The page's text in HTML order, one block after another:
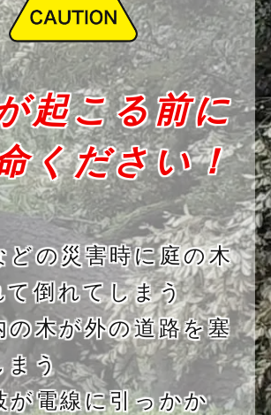
起こる前に
ください！
どの災害時に庭の木
て倒れてしまう
の木が外の道路を塞
まう
が電線に引っかか